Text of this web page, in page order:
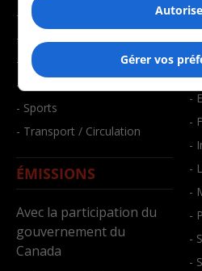
- Éducation
- Environnement
- Faits divers
- Santé et bien-être
- Sports
- Transport / Circulation
ÉMISSIONS
Avec la participation du
gouvernement du
Canada
-
-
-
-
-
-
-
-
-
-
-
Gérer vos